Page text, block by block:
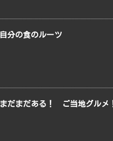
自分の食のルーツ
まだまだある！ ご当地グルメ